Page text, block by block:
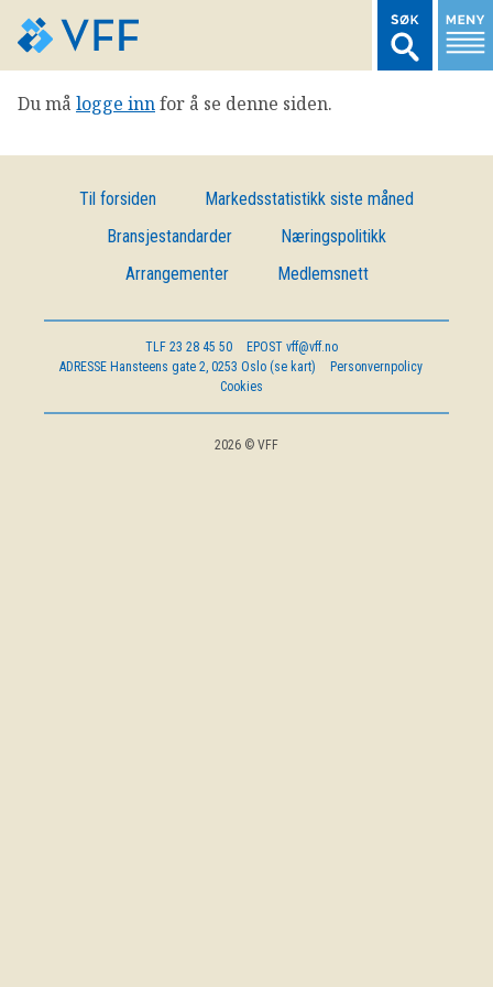
TIL FORSIDEN
MARKEDSSTATISTIKK
BRANSJENORMER
Du må logge innfor å se denne siden.
Til forsiden
Markedsstatistikk siste måned
Bransjestandarder
Næringspolitikk
Arrangementer
Medlemsnett
TLF 23 28 45 50 EPOST vff@vff.no
ADRESSE Hansteens gate 2, 0253 Oslo (se kart)
Personvernpolicy
Cookies
2026 © VFF